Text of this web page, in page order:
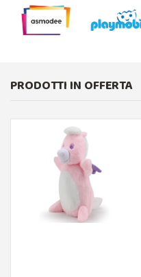
PRODOTTI IN OFFERTA